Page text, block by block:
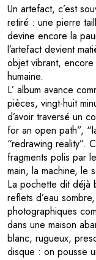
Un artefact, c’est
retiré : une pierre
devine encore la
l’artefact devient
objet vibrant,
humaine.
L’ album avance
pièces, vingt-huit
d’avoir traversé un
for an open path”,
“redrawing reality”.
fragments polis par
main, la machine, le
La pochette dit déjà
reflets d’eau
photographiques
dans une maison
blanc, rugueux,
disque : on pousse